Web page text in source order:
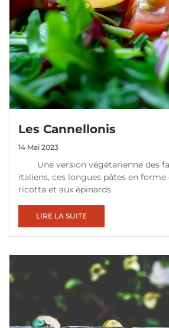
Les Cannellonis
14 Mai 2023
Une version végétarienne des
italiens, ces longues pâtes en forme
ricotta et aux épinards
LIRE LA SUITE